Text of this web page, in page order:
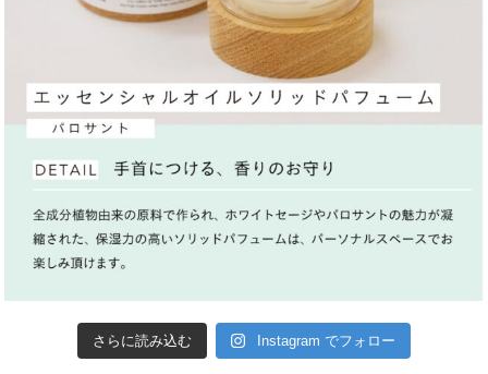
さらに読み込む Instagram でフォロー